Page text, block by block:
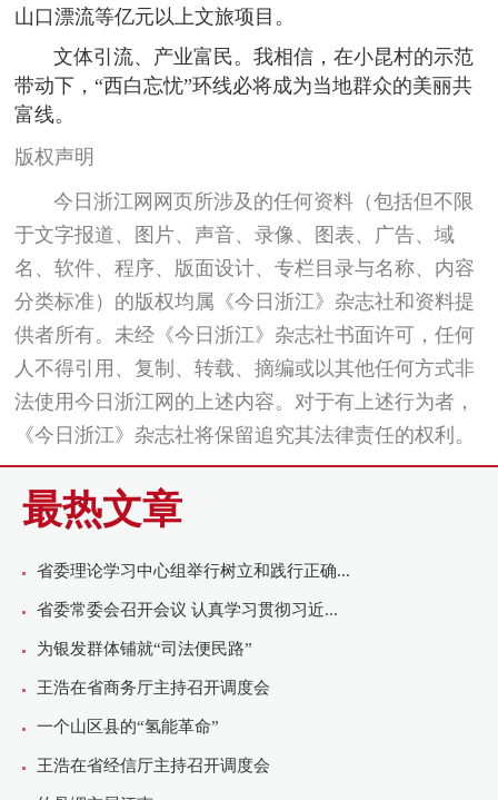
山口漂流等亿元以上文旅项目。
文体引流、产业富民。我相信，在小昆村的示范
带动下，“西白忘忧”环线必将成为当地群众的美丽共
富线。
版权声明
今日浙江网网页所涉及的任何资料（包括但不限
于文字报道、图片、声音、录像、图表、广告、域
名、软件、程序、版面设计、专栏目录与名称、内容
分类标准）的版权均属《今日浙江》杂志社和资料提
供者所有。未经《今日浙江》杂志社书面许可，任何
人不得引用、复制、转载、摘编或以其他任何方式非
法使用今日浙江网的上述内容。对于有上述行为者，
《今日浙江》杂志社将保留追究其法律责任的权利。
最热文章